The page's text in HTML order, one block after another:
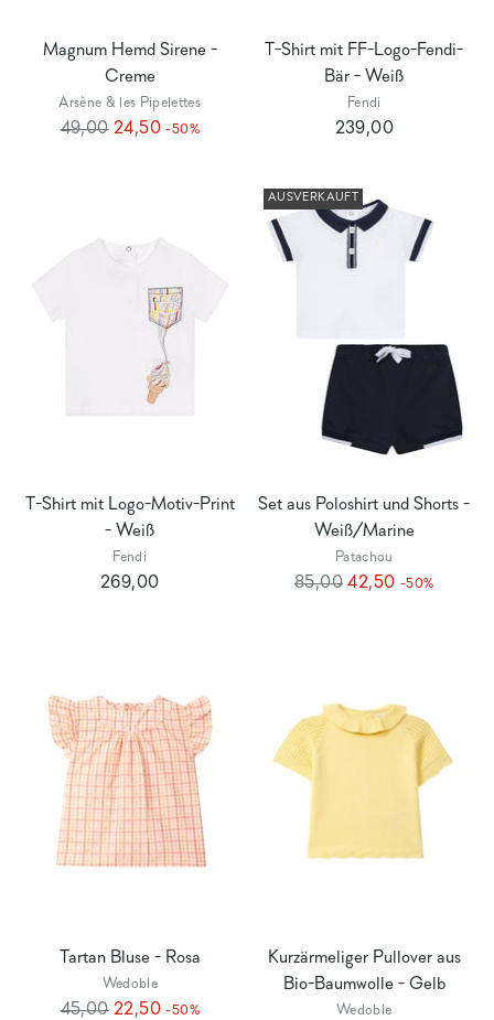
Magnum Hemd Sirene -
Creme
Arsène & les Pipelettes
Regulärer
49,00 24,50 -50%
T-Shirt mit FF-Logo-Fendi-
Bär - Weiß
Fendi
239,00
T-Shirt mit Logo-Motiv-Print
- Weiß
Fendi
269,00
AUSVERKAUFT
Set aus Poloshirt und Shorts -
Weiß/Marine
Patachou
Regulärer
85,00 42,50 -50%
Tartan Bluse - Rosa
Wedoble
Regulärer
45,00 22,50 -50%
Kurzärmeliger Pullover aus
Bio-Baumwolle - Gelb
Wedoble